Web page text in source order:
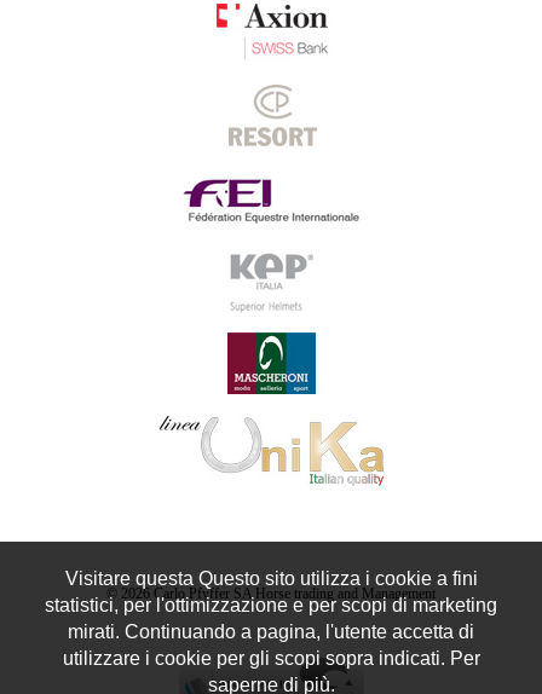
© 2026 Carlo Pfyffer SA Horse trading and Management
Visitare questa Questo sito utilizza i cookie a fini
statistici, per l'ottimizzazione e per scopi di marketing
mirati. Continuando a pagina, l'utente accetta di
utilizzare i cookie per gli scopi sopra indicati. Per
saperne di più.